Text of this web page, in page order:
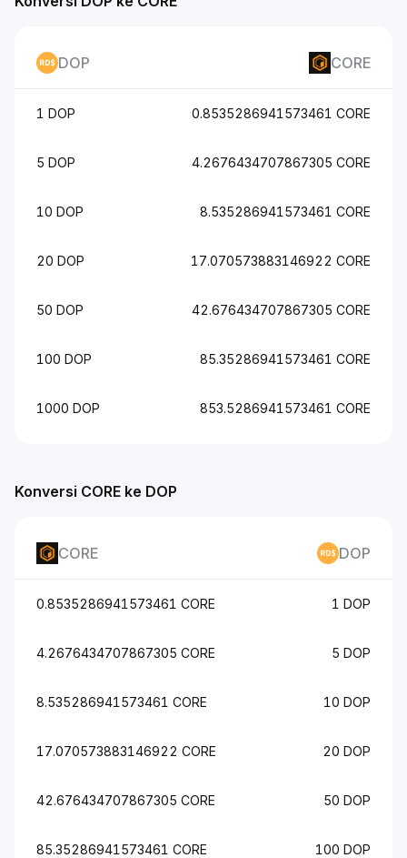
Konversi CORE ke DOP
CORE DOP
0.8535286941573461 CORE 1 DOP
4.2676434707867305 CORE 5 DOP
8.535286941573461 CORE 10 DOP
17.070573883146922 CORE 20 DOP
42.676434707867305 CORE 50 DOP
85.35286941573461 CORE 100 DOP
DOP CORE
1 DOP 0.8535286941573461 CORE
5 DOP 4.2676434707867305 CORE
10 DOP 8.535286941573461 CORE
20 DOP 17.070573883146922 CORE
50 DOP 42.676434707867305 CORE
100 DOP 85.35286941573461 CORE
1000 DOP 853.5286941573461 CORE